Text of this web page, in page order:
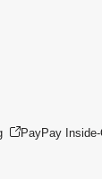
PayPay